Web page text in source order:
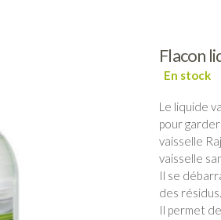
Flacon
Le liquide
pour
vaisselle
vaisselle
Il se
des résidus.
Il permet